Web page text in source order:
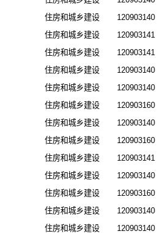
住房和城乡建设
住房和城乡建设
住房和城乡建设
住房和城乡建设
住房和城乡建设
住房和城乡建设
住房和城乡建设
住房和城乡建设
住房和城乡建设
住房和城乡建设
住房和城乡建设
住房和城乡建设
住房和城乡建设